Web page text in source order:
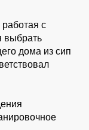
с
выбрать
дома из сип